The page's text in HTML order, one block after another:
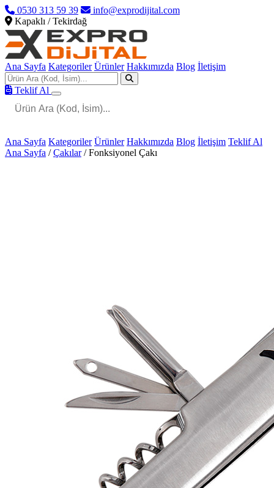
0530 313 59 39
info@exprodijital.com
Kapaklı / Tekirdağ
Ana Sayfa Kategoriler Ürünler Hakkımızda Blog İletişim
Teklif Al
Ana Sayfa Kategoriler Ürünler Hakkımızda Blog İletişim Teklif Al
Ana Sayfa / Çakılar / Fonksiyonel Çakı